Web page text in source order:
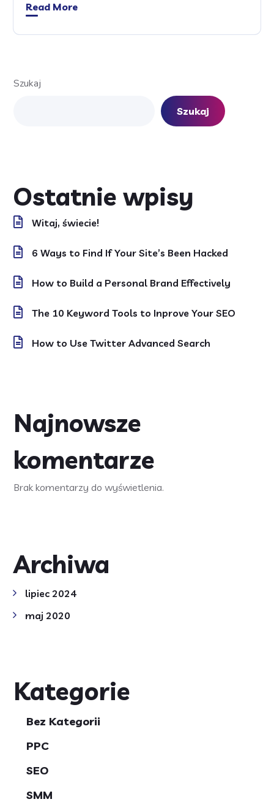
Read More
Szukaj
Szukaj
Ostatnie wpisy
Witaj, świecie!
6 Ways to Find If Your Site’s Been Hacked
How to Build a Personal Brand Effectively
The 10 Keyword Tools to Inprove Your SEO
How to Use Twitter Advanced Search
Najnowsze
komentarze
Brak komentarzy do wyświetlenia.
Archiwa
lipiec 2024
maj 2020
Kategorie
Bez Kategorii
PPC
SEO
SMM